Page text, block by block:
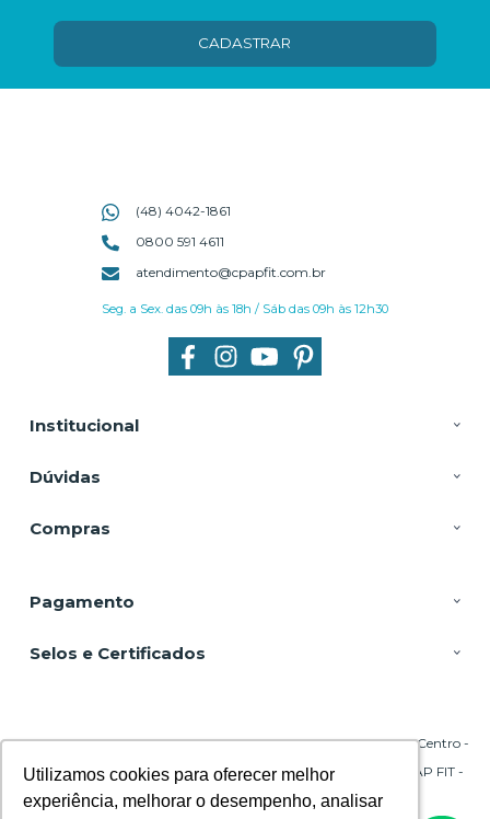
Utilizamos cookies para oferecer melhor
experiência, melhorar o desempenho, analisar
Utilizamos cookies para oferecer melhor
experiência, melhorar o desempenho, analisar
CADASTRAR
Institucional
Dúvidas
Compras
(48) 4042-1861
0800 591 4611
atendimento@cpapfit.com.br
Seg. a Sex. das 09h às 18h / Sáb das 09h às 12h30
Pagamento
Selos e Certificados
DSP Equipamentos, Rua Emílio Blum - 131 - Sala 206 Torre A - Centro -
CNPJ: 29.695.217/0001-45 | © Todos os direitos reservados - CPAP FIT -
2026